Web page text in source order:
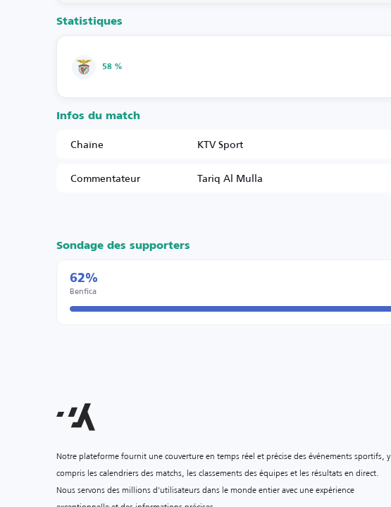
Statistiques
58 %
Infos du match
Chaîne
KTV Sport
Commentateur
Tariq Al Mulla
Sondage des supporters
62%
Benfica
Notre plateforme fournit une couverture en temps réel et précise des événements sportifs, y
compris les calendriers des matchs, les classements des équipes et les résultats en direct.
Nous servons des millions d'utilisateurs dans le monde entier avec une expérience